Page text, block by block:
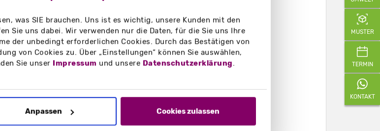
was SIE brauchen. Uns ist es wichtig, unsere Kunden mit den
Sie uns dabei. Wir verwenden nur die Daten, für die Sie uns Ihre
der unbedingt erforderlichen Cookies. Durch das Bestätigen von
von Cookies zu. Über „Einstellungen“ können Sie auswählen,
Sie unser Impressum und unsere Datenschutzerklärung.
Anpassen Cookies zulassen
Gmund
MUSTER
TERMIN
KONTAKT